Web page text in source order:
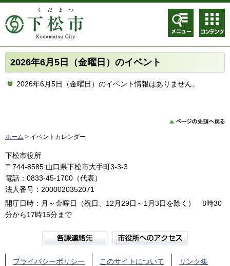
メニュ
ー
コンテ
ンツメ
ニュー
2026年6月5日（金曜日）のイベント
2026年6月5日（金曜日）のイベント情報はありません。
ホーム > イベントカレンダー
下松市役所
〒744-8585 山口県下松市大手町3-3-3
電話：0833-45-1700（代表）
法人番号：2000020352071
開庁日時：月～金曜日（祝日、12月29日～1月3日を除く） 8時30
分から17時15分まで
プライバシーポリシー このサイトについて リンク集